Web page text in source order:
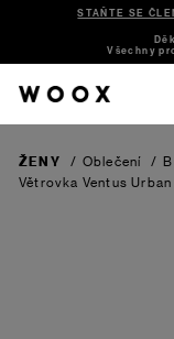
STAŇTE SE
Všechny
ŽENY / Oblečení /
Větrovka Ventus